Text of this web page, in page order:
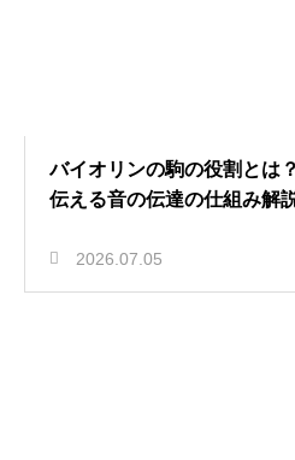
バイオリンの駒の役割とは
伝える音の伝達の仕組み解
2026.07.05